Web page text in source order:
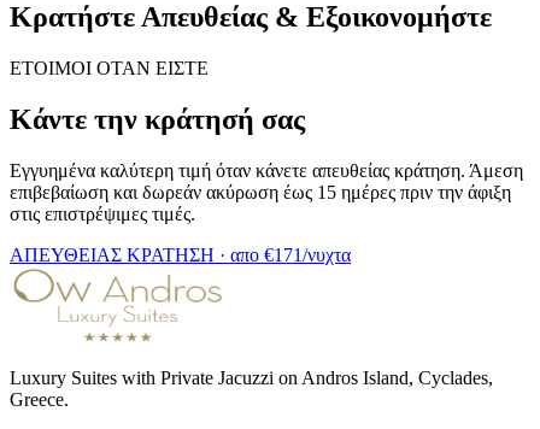
Κρατήστε Απευθείας & Εξοικονομήστε
ΕΤΟΙΜΟΙ ΟΤΑΝ ΕΙΣΤΕ
Κάντε την κράτησή σας
Εγγυημένα καλύτερη τιμή όταν κάνετε απευθείας κράτηση. Άμεση
επιβεβαίωση και δωρεάν ακύρωση έως 15 ημέρες πριν την άφιξη
στις επιστρέψιμες τιμές.
ΑΠΕΥΘΕΙΑΣ ΚΡΑΤΗΣΗ · απο €171/νυχτα
Luxury Suites with Private Jacuzzi on Andros Island, Cyclades,
Greece.